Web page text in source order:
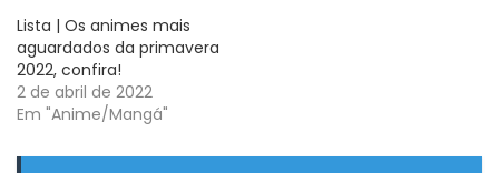
Lista | Os animes mais
aguardados da primavera
2022, confira!
2 de abril de 2022
Em "Anime/Mangá"